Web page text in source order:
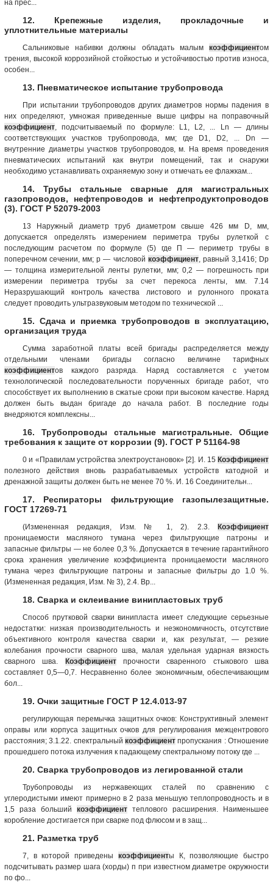
на прес...
12. Крепежные изделия, прокладочные и
уплотнительные материалы
Сальниковые набивки должны обладать малым коэффициентом
трения, высокой коррозийной стойкостью и устойчивостью против износа,
особен...
13. Пневматическое испытание трубопровода
При испытании трубопроводов других диаметров нормы падения в
них определяют, умножая приведенные выше цифры на поправочный
коэффициент , подсчитываемый по формуле: L1, L2, ... Ln — длины
соответствующих участков трубопровода, мм; где D1, D2, ... Dn —
внутренние диаметры участков трубопроводов, м. На время проведения
пневматических испытаний как внутри помещений, так и снаружи
необходимо устанавливать охраняемую зону и отмечать ее флажкам...
14. Трубы стальные сварные для магистральных
газопроводов, нефтепроводов и нефтепродуктопроводов
(3). ГОСТ Р 52079-2003
13 Наружный диаметр труб диаметром свыше 426 мм D, мм,
допускается определять измерением периметра трубы рулеткой с
последующим расчетом по формуле (5) где П — периметр трубы в
поперечном сечении, мм; p — числовой коэффициент, равный 3,1416; Dр
— толщина измерительной ленты рулетки, мм; 0,2 — погрешность при
измерении периметра трубы за счет перекоса ленты, мм. 7.14
Неразрушающий контроль качества листового и рулонного проката
следует проводить ультразвуковым методом по технической ...
15. Сдача и приемка трубопроводов в эксплуатацию,
организация труда
Сумма заработной платы всей бригады распределяется между
отдельными членами бригады согласно величине тарифных
коэффициентов каждого разряда. Наряд составляется с учетом
технологической последовательности порученных бригаде работ, что
способствует их выполнению в сжатые сроки при высоком качестве. Наряд
должен быть выдан бригаде до начала работ. В последние годы
внедряются комплексны...
16. Трубопроводы стальные магистральные. Общие
требования к защите от коррозии (9). ГОСТ Р 51164-98
0 и «Правилам устройства электроустановок» [2]. И. 15 Коэффициент
полезного действия вновь разрабатываемых устройств катодной и
дренажной защиты должен быть не менее 70 %. И. 16 Соединительн...
17. Респираторы фильтрующие газопылезащитные.
ГОСТ 17269-71
(Измененная редакция, Изм. № 1, 2). 2.3. Коэффициент
проницаемости масляного тумана через фильтрующие патроны и
запасные фильтры — не более 0,3 %. Допускается в течение гарантийного
срока хранения увеличение коэффициента проницаемос­ти масляного
тумана через фильтрующие патроны и запасные фильтры до 1.0 %.
(Измененная редакция, Изм. № 3), 2.4. Вр...
18. Сварка и склеивание винипластовых труб
Способ прутковой сварки винипласта имеет следующие серьезные
недостатки: низкая производительность и неэкономичность, отсутствие
объективного контроля качества сварки и, как результат, — резкие
колебания прочности сварного шва, малая удельная ударная вязкость
сварного шва. Коэффициентпрочности сваренного стыкового шва
составляет 0,5—0,7. Несравненно более экономичным, обеспечивающим
бол...
19. Очки защитные ГОСТ Р 12.4.013-97
регулирующая перемычка защитных очков: Конструктивный элемент
оправы или корпуса защитных очков для регулирования межцентрового
расстояния; 3.1.22. спектральный коэффициент пропускания : Отношение
прошедшего потока излучения к падающему спектральному потоку где ...
20. Сварка трубопроводов из легированной стали
Трубопроводы из нержавеющих сталей по сравнению с
углеродистыми имеют примерно в 2 раза меньшую теплопроводность и в
1,5 раза больший коэффициент теплового расширения. Наименьшее
коробление достигается при сварке под флюсом и в защ...
21. Разметка труб
7, в которой приведены коэффициенты К, позволяющие быстро
подсчитывать размер шага (хорды) п при известном диаметре окружности
по фо...